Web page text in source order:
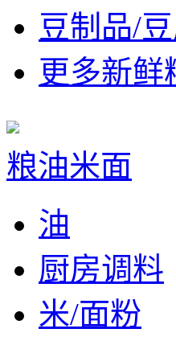
豆制品/
更多新鲜
粮油米面
油
厨房调料
米/面粉